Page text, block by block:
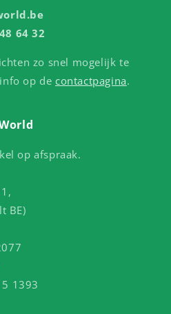
64 32
zo snel mogelijk te
op decontactpagina.
op afspraak.
BE)
1393